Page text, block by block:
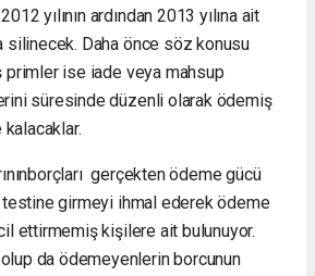
yılının ardından 2013 yılına ait
silinecek. Daha önce söz konusu
ise iade veya mahsup
süresinde düzenli olarak ödemiş
gerçekten ödeme gücü
testine girmeyi ihmal ederek ödeme
ettirmemiş kişilere ait bulunuyor.
da ödemeyenlerin borcunun